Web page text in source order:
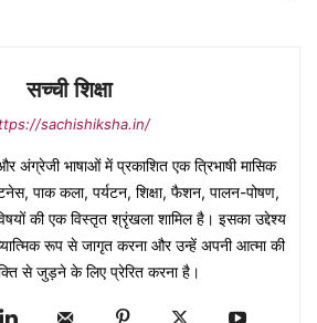
सच्ची शिक्षा
sachishiksha.in/
और अंग्रेजी भाषाओं में प्रकाशित एक त्रिभाषी मासिक
पाक कला, पर्यटन, शिक्षा, फैशन, पालन-पोषण,
की एक विस्तृत श्रृंखला शामिल है। इसका उद्देश्य
रूप से जागृत करना और उन्हें अपनी आत्मा की
से जुड़ने के लिए प्रेरित करना है।